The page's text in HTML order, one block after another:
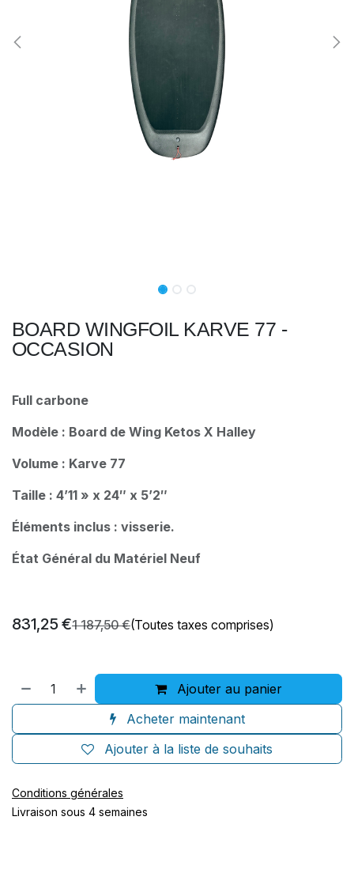
BOARD WINGFOIL KARVE 77 -
OCCASION
Full carbone
Modèle : Board de Wing Ketos X Halley
Volume : Karve 77
Taille : 4’11 » x 24″ x 5’2″
Éléments inclus : visserie.
État Général du Matériel Neuf
831,25 €1 187,50€(Toutes taxes comprises)
Ajouter au panier
Acheter maintenant
Ajouter à la liste de souhaits
Conditions générales
Livraison sous 4 semaines